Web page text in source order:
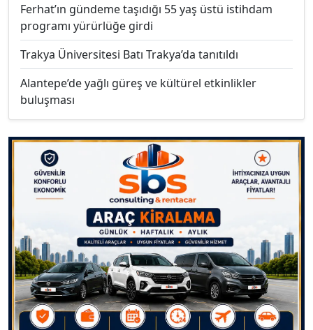
Ferhat’ın gündeme taşıdığı 55 yaş üstü istihdam
programı yürürlüğe girdi
Trakya Üniversitesi Batı Trakya’da tanıtıldı
Alantepe’de yağlı güreş ve kültürel etkinlikler
buluşması